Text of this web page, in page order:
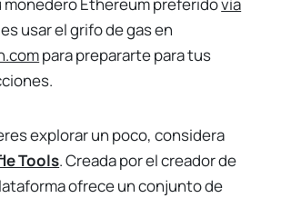
monedero Ethereum preferidovía
usar el grifo de gas en
para prepararte para tus
explorar un poco, considera
Tools. Creada por el creador de
ofrece un conjunto de